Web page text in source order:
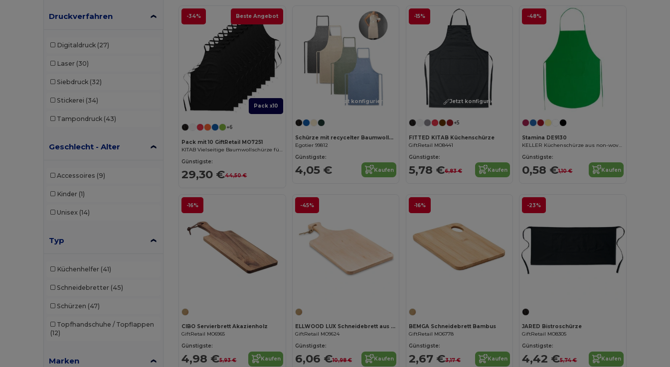
Druckverfahren
Digitaldruck (27)
Laser (30)
Siebdruck (32)
Stickerei (34)
Tampondruck (43)
Geschlecht - Alter
Accessoires (9)
Kinder (1)
Unisex (14)
Typ
Küchenhelfer (41)
Schneidebretter (45)
Schürzen (47)
Topfhandschuhe / Topflappen
(12)
Marken
-34% Beste Angebot
Pack x10
+6
Pack mit 10 GiftRetail MO7251
Günstigste:
29,30 €44,50 €
Jetzt konfigurieren!
Schürze mit recycelter Baumwolle (140 g/m²)
Egotier 99812
Günstigste:
4,05 € Kaufen
-15%
Jetzt konfigurieren!
+5
FITTED KITAB Küchenschürze
GiftRetail MO8441
Günstigste:
5,78 €6,83 € Kaufen
-48%
Stamina DE9130
KELLER Küchenschürze aus non-woven
Günstigste:
0,58 €1,10 € Kaufen
-16%
CIBO Servierbrett Akazienholz
GiftRetail MO6965
Günstigste:
4,98 €5,93 € Kaufen
-45%
ELLWOOD LUX Schneidebrett aus Erlenholz
GiftRetail MO9624
Günstigste:
6,06 €10,98 € Kaufen
-16%
BEMGA Schneidebrett Bambus
GiftRetail MO6778
Günstigste:
2,67 €3,17 € Kaufen
-23%
JARED Bistroschürze
GiftRetail MO8305
Günstigste:
4,42 €5,74 € Kaufen